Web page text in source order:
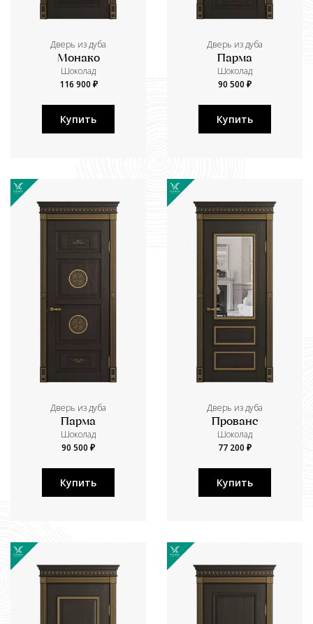
Дверь из дуба
Монако
Шоколад
116 900 ₽
Купить
Дверь из дуба
Парма
Шоколад
90 500 ₽
Купить
Дверь из дуба
Парма
Шоколад
90 500 ₽
Купить
Дверь из дуба
Прованс
Шоколад
77 200 ₽
Купить